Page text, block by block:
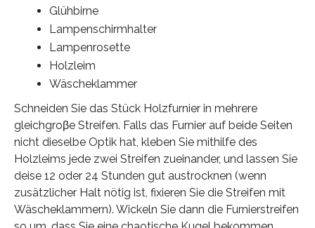
Glühbirne
Lampenschirmhalter
Lampenrosette
Holzleim
Wäscheklammer
Schneiden Sie das Stück Holzfurnier in mehrere
gleichgroβe Streifen. Falls das Furnier auf beide Seiten
nicht dieselbe Optik hat, kleben Sie mithilfe des
Holzleims jede zwei Streifen zueinander, und lassen Sie
deise 12 oder 24 Stunden gut austrocknen (wenn
zusätzlicher Halt nötig ist, fixieren Sie die Streifen mit
Wäscheklammern). Wickeln Sie dann die Furnierstreifen